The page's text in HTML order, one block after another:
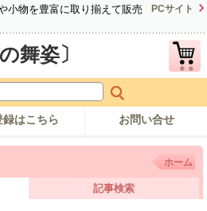
小物を豊富に取り揃えて販売
PCサイト
舞姿〕
録はこちら お問い合せ
ホーム
記事検索